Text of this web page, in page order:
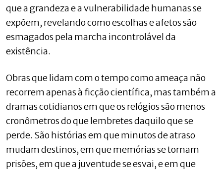
que a grandeza e a vulnerabilidade humanas se
expõem, revelando como escolhas e afetos são
esmagados pela marcha incontrolável da
existência.
Obras que lidam com o tempo como ameaça não
recorrem apenas à ficção científica, mas também a
dramas cotidianos em que os relógios são menos
cronômetros do que lembretes daquilo que se
perde. São histórias em que minutos de atraso
mudam destinos, em que memórias se tornam
prisões, em que a juventude se esvai, e em que